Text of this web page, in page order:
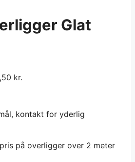
Glat
kr.
kontakt for yderlig
på overligger over 2 meter